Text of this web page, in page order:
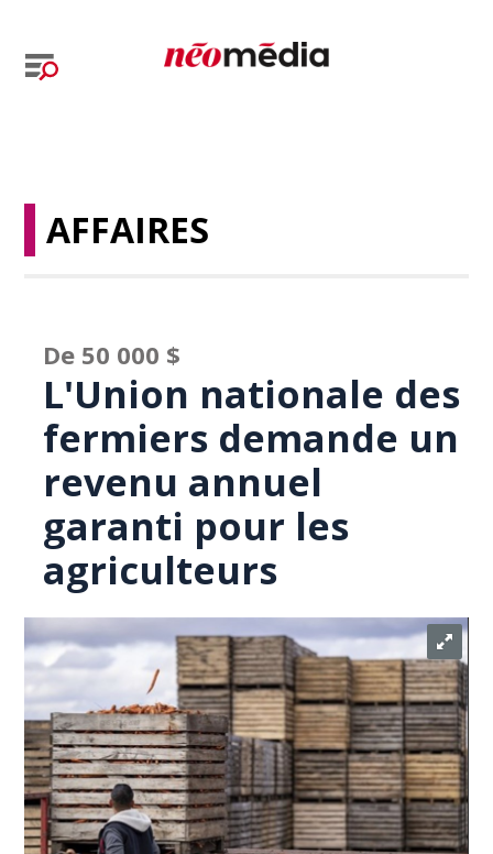
AFFAIRES
De 50 000 $
L'Union nationale des
fermiers demande un
revenu annuel
garanti pour les
agriculteurs